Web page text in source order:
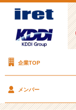
企業TOP
メンバー